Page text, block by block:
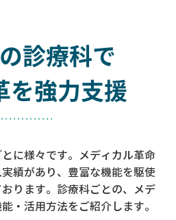
診療科で
を強力支援
に様々です。メディカル革命
績があり、 豊富な機能を駆使
ります。 診療科ごとの、メデ
・活用方法をご紹介します。